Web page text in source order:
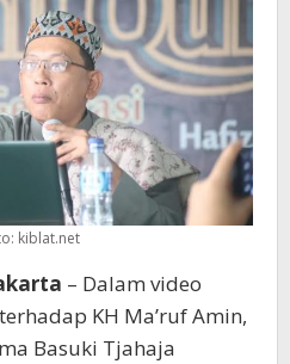
kiblat.net
– Dalam video
KH Ma’ruf Amin,
Basuki Tjahaja